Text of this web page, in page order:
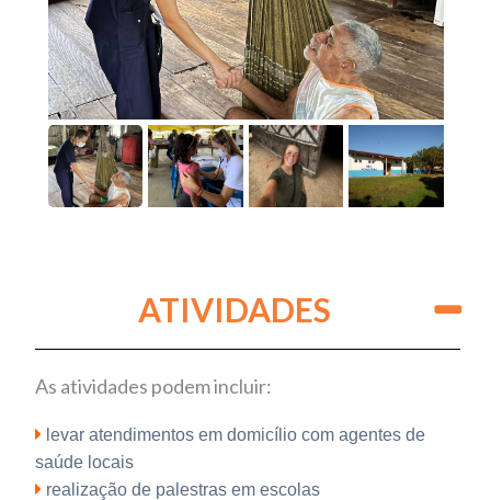
ATIVIDADES
As atividades podem incluir:
levar atendimentos em domicílio com agentes de
saúde locais
realização de palestras em escolas